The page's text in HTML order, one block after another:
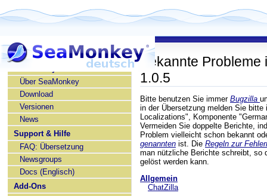
SeaMonkey deutsch
Über SeaMonkey
Download
Versionen
News
Support & Hilfe
FAQ: Übersetzung
Newsgroups
Docs (Englisch)
Add-Ons
Bekannte Probleme
1.0.5
Bitte benutzen Sie immer Bugzilla
in der Übersetzung melden Sie
Localizations", Komponente
Vermeiden Sie doppelte Berichte,
Problem vielleicht schon bekannt
genannten ist. Die Regeln zur
man nützliche Berichte schreibt, so
gelöst werden kann.
Allgemein
ChatZilla